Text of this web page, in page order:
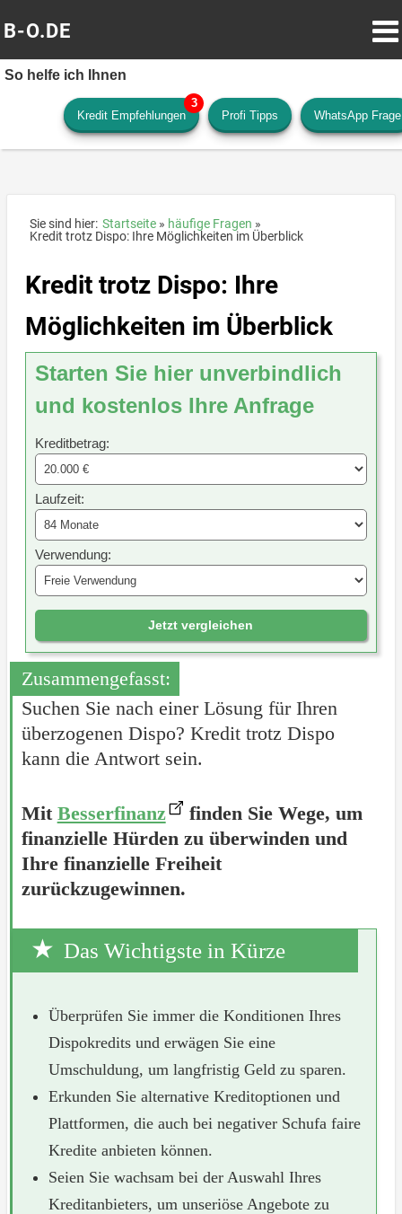
B-O.DE
So helfe ich Ihnen
Kredit Empfehlungen Profi Tipps WhatsApp Frage
Sie sind hier: Startseite
häufige Fragen
Kredit trotz Dispo: Ihre Möglichkeiten im Überblick
Kredit trotz Dispo: Ihre
Möglichkeiten im Überblick
Starten Sie hier unverbindlich
und kostenlos Ihre Anfrage
Kreditbetrag:
Laufzeit:
Verwendung:
Jetzt vergleichen
Zusammengefasst:
Suchen Sie nach einer Lösung für Ihren
überzogenen Dispo? Kredit trotz Dispo
kann die Antwort sein.
Mit Besserfinanz
finden Sie Wege, um
finanzielle Hürden zu überwinden und
Ihre finanzielle Freiheit
zurückzugewinnen.
Das Wichtigste in Kürze
Überprüfen Sie immer die Konditionen Ihres
Dispokredits und erwägen Sie eine
Umschuldung, um langfristig Geld zu sparen.
Erkunden Sie alternative Kreditoptionen und
Plattformen, die auch bei negativer Schufa faire
Kredite anbieten können.
Seien Sie wachsam bei der Auswahl Ihres
Kreditanbieters, um unseriöse Angebote zu